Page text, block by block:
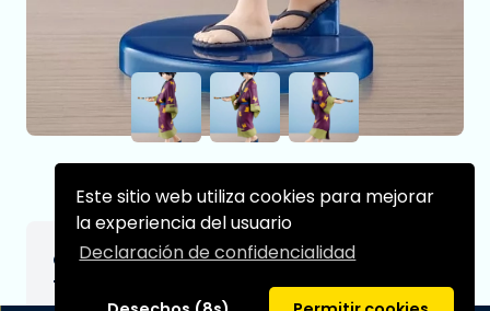
Este sitio web utiliza cookies para mejorar
la experiencia del usuario
Declaración de confidencialidad
Gintama Estatua PVC Adokenette
Takasugi Shinsuke 14 cm